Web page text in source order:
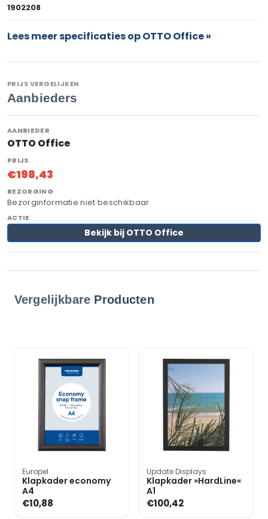
1902208
Lees meer specificaties op OTTO Office »
PRIJS VERGELIJKEN
Aanbieders
OTTO Office
€198,43
Bezorginformatie niet beschikbaar
Bekijk bij OTTO Office
Vergelijkbare Producten
Europel
Klapkader economy
A4
€10,88
Update Displays
Klapkader »HardLine«
A1
€100,42